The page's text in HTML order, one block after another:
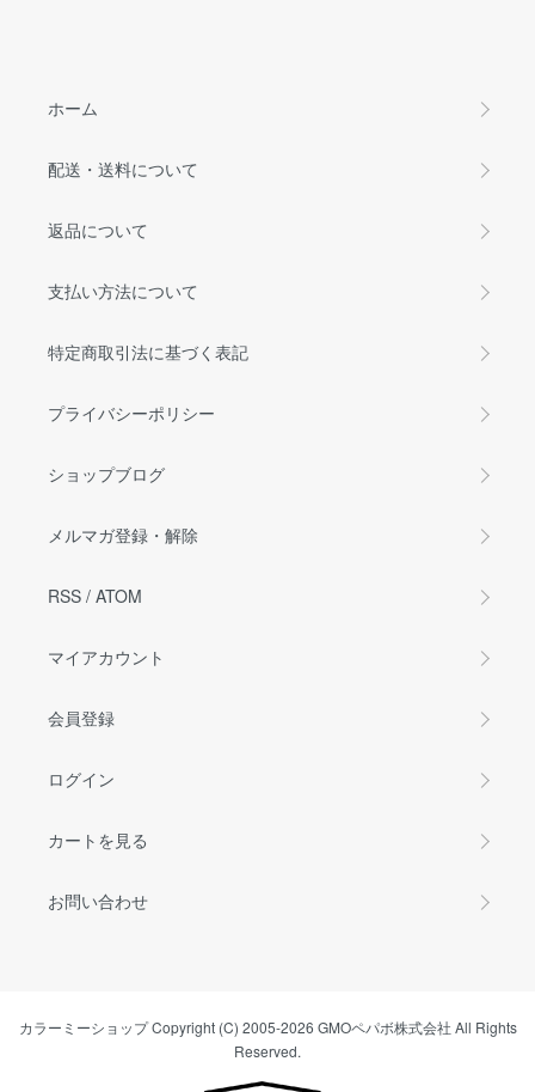
ホーム
配送・送料について
返品について
支払い方法について
特定商取引法に基づく表記
プライバシーポリシー
ショップブログ
メルマガ登録・解除
RSS / ATOM
マイアカウント
会員登録
ログイン
カートを見る
お問い合わせ
カラーミーショップCopyright (C) 2005-2026 GMOペパボ株式会社 All Rights
Reserved.